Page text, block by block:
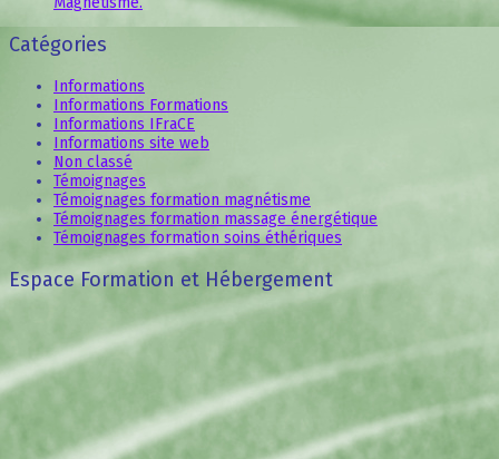
Catégories
Informations
Informations Formations
Informations IFraCE
Informations site web
Non classé
Témoignages
Témoignages formation magnétisme
Témoignages formation massage énergétique
Témoignages formation soins éthériques
Espace Formation et Hébergement